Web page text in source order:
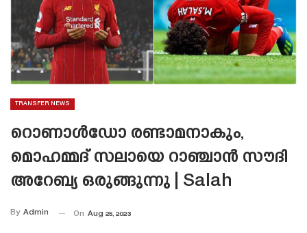
TRANSFER NEWS
റൊണാൾഡോ രണ്ടാമനാകും,
മൊഹമ്മദ് സലായെ റാഞ്ചാൻ സൗദി
അറേബ്യ ഒരുങ്ങുന്നു | Salah
By Admin On Aug 25, 2023